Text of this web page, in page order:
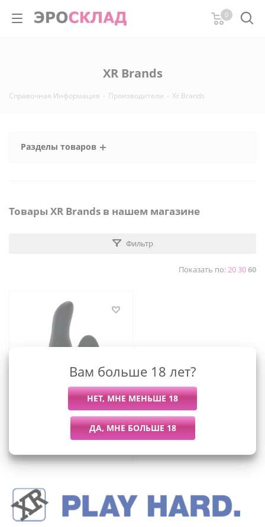
0
XR Brands
Справочная Информация - Производители - Xr Brands
Разделы товаров
Товары XR Brands в нашем магазине
Фильтр
Показать по:203060
Массажер простаты с
эффектом римминга
Rimmers модель M, 15х4
см
руб./шт
Вам больше 18 лет?